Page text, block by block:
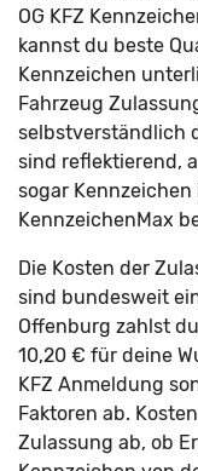
OG KFZ
kannst du beste
Kennzeichen
Fahrzeug
selbstverständlich
sind reflektierend,
sogar
KennzeichenMax
Die Kosten der
sind bundesweit
Offenburg zahlst
10,20 € für deine
KFZ Anmeldung
Faktoren ab.
Zulassung ab, ob